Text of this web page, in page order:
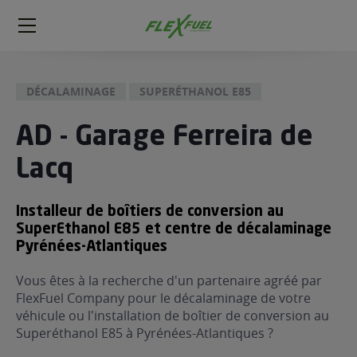
FlexFuel
Méga
le Décalaminage
du carburant avec
garagiste
garagiste
DÉCALAMINAGE SUPERÉTHANOL E85
AD - Garage Ferreira de
Lacq
Installeur de boîtiers de conversion au
SuperEthanol E85 et centre de décalaminage
Pyrénées-Atlantiques
Vous êtes à la recherche d'un partenaire agréé par
FlexFuel Company pour le décalaminage de votre
véhicule ou l'installation de boîtier de conversion au
Superéthanol E85 à Pyrénées-Atlantiques ?